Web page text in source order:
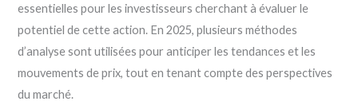
essentielles pour les investisseurs cherchant à évaluer le
potentiel de cette action. En 2025, plusieurs méthodes
d’analyse sont utilisées pour anticiper les tendances et les
mouvements de prix, tout en tenant compte des perspectives
du marché.